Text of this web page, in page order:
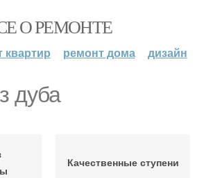
О РЕМОНТЕ
квартир ремонт дома дизайн
дуба
Качественные ступени